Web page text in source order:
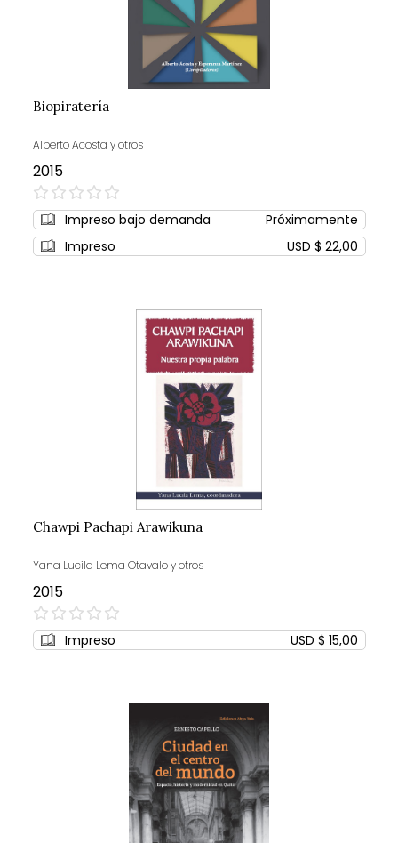
Biopiratería
Alberto Acosta y otros
2015
0%
Impreso bajo demanda
Próximamente
Impreso
USD $ 22,00
Chawpi Pachapi Arawikuna
Yana Lucila Lema Otavalo y otros
2015
0%
Impreso USD $ 15,00